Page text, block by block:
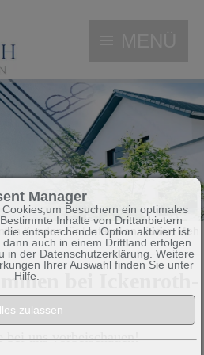
Mehrfamilienhäuser,
bei Ickenroth-
bei uns vorbeischauen!
Manager
Besuchern ein optimales
Inhalte von Drittanbietern
entsprechende Option aktiviert ist.
auch in einem Drittland erfolgen.
in der Datenschutzerklärung. Weitere
Ihrer Auswahl finden Sie unter
Hilfe.